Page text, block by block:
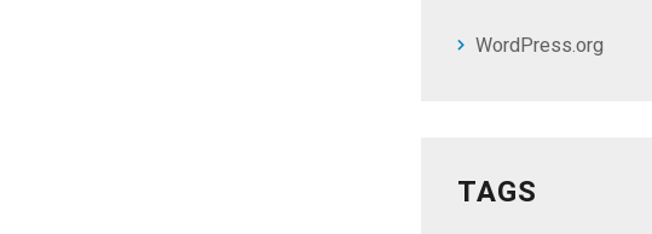
WordPress.org
TAGS